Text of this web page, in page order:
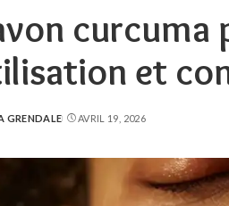
curcuma
et
GRENDALE AVRIL 19, 2026